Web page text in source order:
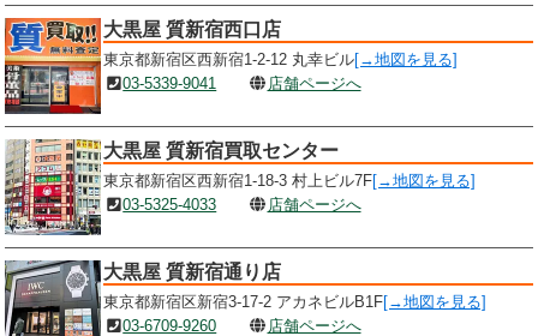
大黒屋 質新宿西口店
東京都新宿区西新宿1-2-12 丸幸ビル[→地図を見る]
03-5339-9041
店舗ページへ
大黒屋 質新宿買取センター
東京都新宿区西新宿1-18-3 村上ビル7F[→地図を見る]
03-5325-4033
店舗ページへ
大黒屋 質新宿通り店
東京都新宿区新宿3-17-2 アカネビルB1F[→地図を見る]
03-6709-9260
店舗ページへ